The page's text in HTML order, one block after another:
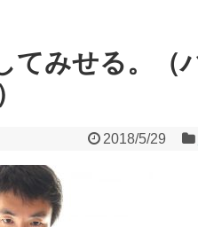
てみせる。（
2018/5/29